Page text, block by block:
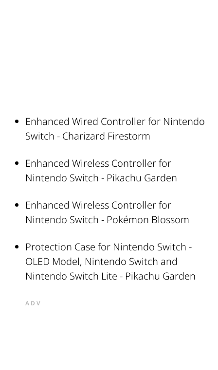
Enhanced Wired Controller for Nintendo
Switch - Charizard Firestorm
Enhanced Wireless Controller for
Nintendo Switch - Pikachu Garden
Enhanced Wireless Controller for
Nintendo Switch - Pokémon Blossom
Protection Case for Nintendo Switch -
OLED Model, Nintendo Switch and
Nintendo Switch Lite - Pikachu Garden
ADV